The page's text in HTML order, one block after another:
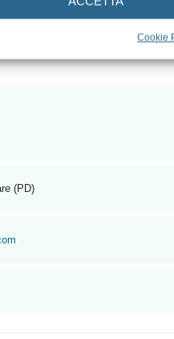
Cookie
trattamenti di finitura, anche
(PD)